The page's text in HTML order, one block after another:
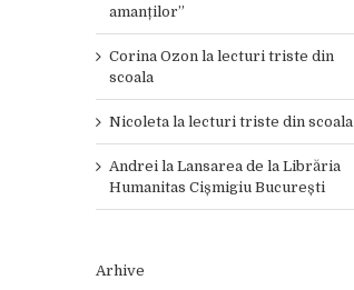
amanților”
Corina Ozon la lecturi triste din
scoala
Nicoleta la lecturi triste din scoala
Andrei la Lansarea de la Librăria
Humanitas Cișmigiu București
Arhive